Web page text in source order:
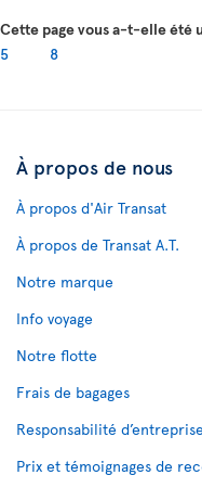
Cette page vous a-t-elle été
5
8
À propos de nous
À propos d'Air Transat
À propos de Transat A.T.
Notre marque
Info voyage
Notre flotte
Frais de bagages
Responsabilité
Prix et témoignages de